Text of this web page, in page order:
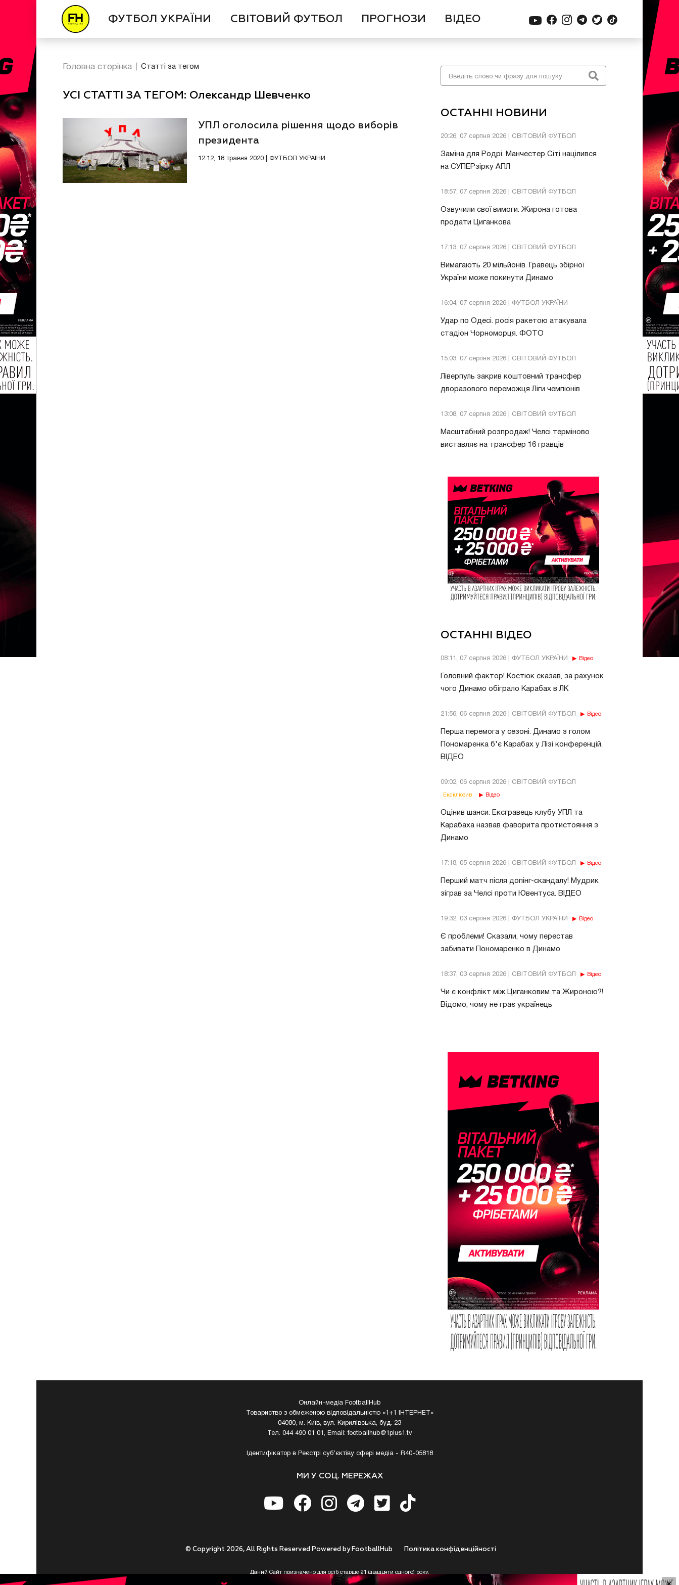
ФУТБОЛ УКРАЇНИ СВІТОВИЙ ФУТБОЛ ПРОГНОЗИ ВІДЕО
ОСТАННІ НОВИНИ
20:26, 07 серпня 2026 | СВІТОВИЙ ФУТБОЛ
Заміна для Родрі. Манчестер Сіті націлився
на СУПЕРзірку АПЛ
18:57, 07 серпня 2026 | СВІТОВИЙ ФУТБОЛ
Озвучили свої вимоги. Жирона готова
продати Циганкова
17:13, 07 серпня 2026 | СВІТОВИЙ ФУТБОЛ
Вимагають 20 мільйонів. Гравець збірної
України може покинути Динамо
16:04, 07 серпня 2026 | ФУТБОЛ УКРАЇНИ
Удар по Одесі. росія ракетою атакувала
стадіон Чорноморця. ФОТО
15:03, 07 серпня 2026 | СВІТОВИЙ ФУТБОЛ
Ліверпуль закрив коштовний трансфер
дворазового переможця Ліги чемпіонів
13:08, 07 серпня 2026 | СВІТОВИЙ ФУТБОЛ
Масштабний розпродаж! Челсі терміново
виставляє на трансфер 16 гравців
ОСТАННІ ВІДЕО
08:11, 07 серпня 2026 | ФУТБОЛ УКРАЇНИ Відео
Головний фактор! Костюк сказав, за рахунок
чого Динамо обіграло Карабах в ЛК
21:56, 06 серпня 2026 | СВІТОВИЙ ФУТБОЛ Відео
Перша перемога у сезоні. Динамо з голом
Пономаренка б'є Карабах у Лізі конференцій.
ВІДЕО
09:02, 06 серпня 2026 | СВІТОВИЙ ФУТБОЛ
Ексклюзив Відео
Оцінив шанси. Ексгравець клубу УПЛ та
Карабаха назвав фаворита протистояння з
Динамо
17:18, 05 серпня 2026 | СВІТОВИЙ ФУТБОЛ Відео
Перший матч після допінг-скандалу! Мудрик
зіграв за Челсі проти Ювентуса. ВІДЕО
19:32, 03 серпня 2026 | ФУТБОЛ УКРАЇНИ Відео
Є проблеми! Сказали, чому перестав
забивати Пономаренко в Динамо
18:37, 03 серпня 2026 | СВІТОВИЙ ФУТБОЛ Відео
Чи є конфлікт між Циганковим та Жироною?!
Відомо, чому не грає українець
Головна сторінка Статті за тегом
УСІ СТАТТІ ЗА ТЕГОМ: Олександр Шевченко
УПЛ оголосила рішення щодо виборів
президента
12:12, 18 травня 2020 | ФУТБОЛ УКРАЇНИ
Онлайн-медіа FootballHub
Товариство з обмеженою відповідальністю «1+1 ІНТЕРНЕТ»
04080, м. Київ, вул. Кирилівська, буд. 23
Тел. 044 490 01 01, Email:footballhub@1plus1.tv
Ідентифікатор в Реєстрі суб’єктіву сфері медіа - R40-05818
МИ У СОЦ. МЕРЕЖАХ
Полiтика конфiденцiйностi
© Copyright 2026, All Rights Reserved Powered by FootballHub
Даний Сайт призначено для осіб старше 21 (двадцяти одного) року.
Приступаючи до використання https://footballhub.ua, Користувач цим підтверджує, що досяг 21-річного віку.